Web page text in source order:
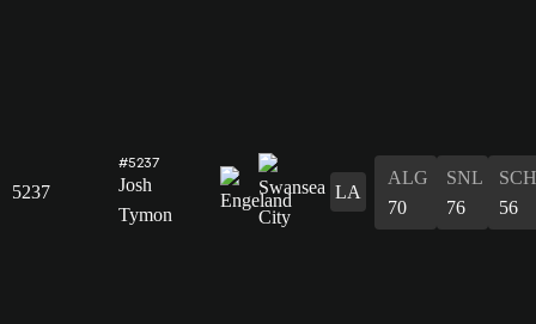
5237
#5237
Josh
Tymon
LA
ALG
70
SNL
76
SCH
56